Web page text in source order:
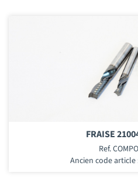
FRAISE
Ref.
Ancien code article